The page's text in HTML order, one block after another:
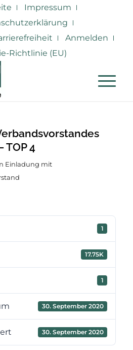
Impressum
Anmelden
Richtlinie (EU)
TOP 4
Einladung mit
1
17.75K
1
30. September 2020
30. September 2020